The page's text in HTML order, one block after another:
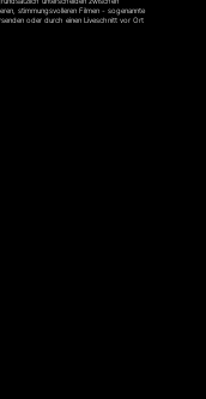
stimmungsvolleren Filmen - sogenannte
oder durch einen Liveschnitt vor Ort